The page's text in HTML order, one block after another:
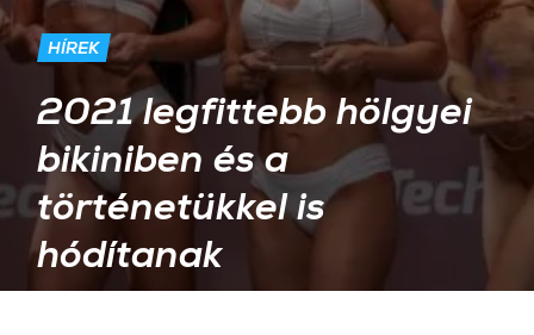
HÍREK
2021 legfittebb hölgyei
bikiniben és a
történetükkel is
hódítanak